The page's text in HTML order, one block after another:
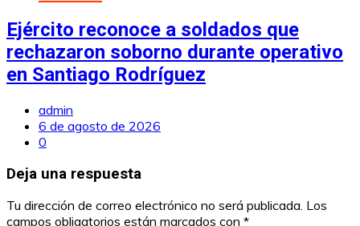
Ejército reconoce a soldados que
rechazaron soborno durante operativo
en Santiago Rodríguez
admin
6 de agosto de 2026
0
Deja una respuesta
Tu dirección de correo electrónico no será publicada. Los
campos obligatorios están marcados con *